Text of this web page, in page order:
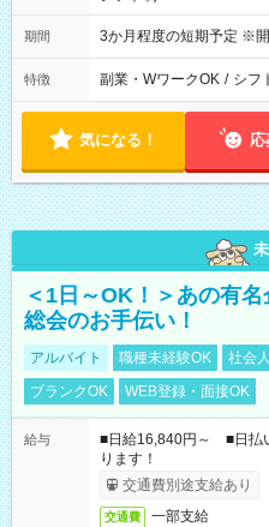
期間 3か月程度の短期予定 ※
特徴 副業・WワークOK / シフ
気になる！ 応
＜1日～OK！＞あの有
総会のお手伝い！
アルバイト 職種未経験OK 社会
ブランクOK
WEB登録・面接OK
給与
■日給16,840円～ ■日払
ります！
交通費別途支給あり
交通費 一部支給